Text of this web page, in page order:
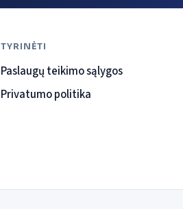
TYRINĖTI
Paslaugų teikimo sąlygos
Privatumo politika